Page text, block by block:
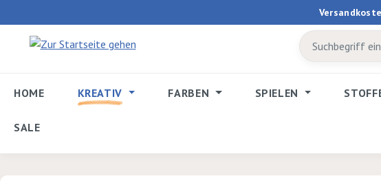
HOME KREATIV FARBEN SPIELEN
SALE